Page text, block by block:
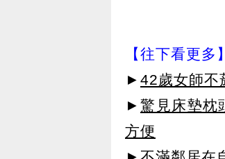
【往下看更多】
► 42歲女師不
► 驚見床墊枕
方便